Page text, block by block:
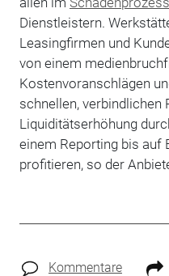
Dienstleistern.
Leasingfirmen und
von einem
Kostenvoranschlägen
schnellen, verbindlichen
Liquiditätserhöhung
einem Reporting bis auf
profitieren, so der
Kommentare